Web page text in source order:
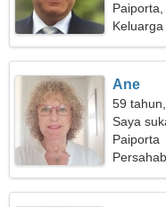
Keluarga
Ane
59
Saya
Paiporta